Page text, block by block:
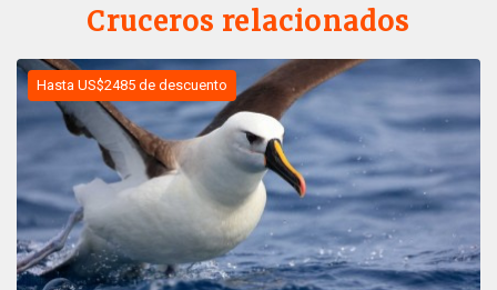
Cruceros relacionados
Hasta US$2485 de descuento